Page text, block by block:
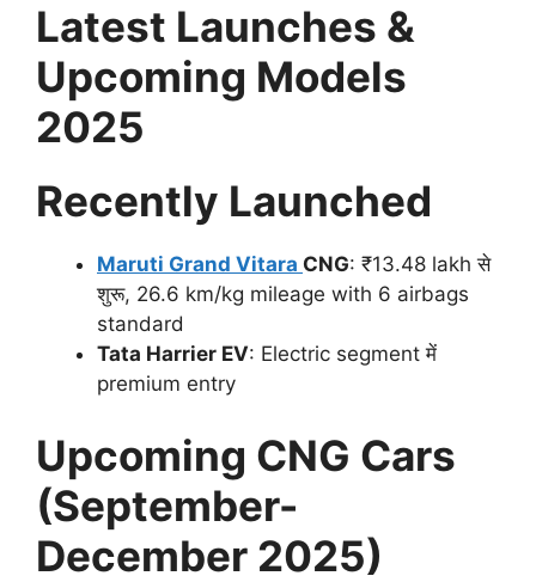
Latest Launches &
Upcoming Models
2025
Recently Launched
Maruti Grand Vitara CNG: ₹13.48 lakh से
शुरू, 26.6 km/kg mileage with 6 airbags
standard
Tata Harrier EV: Electric segment में
premium entry
Upcoming CNG Cars
(September-
December 2025)